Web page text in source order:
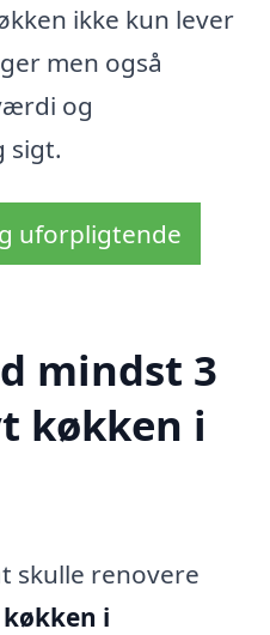
ikke kun lever
men også
og
sigt.
uforpligtende
mindst 3
køkken i
skulle renovere
i